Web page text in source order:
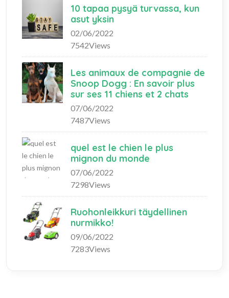
10 tapaa pysyä turvassa, kun
asut yksin
02/06/2022
7542Views
Les animaux de compagnie de
Snoop Dogg : En savoir plus
sur ses 11 chiens et 2 chats
07/06/2022
7487Views
quel est le chien le plus
mignon du monde
07/06/2022
7298Views
Ruohonleikkuri täydellinen
nurmikko!
09/06/2022
7283Views